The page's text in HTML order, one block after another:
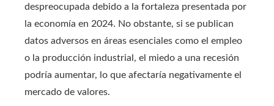
despreocupada debido a la fortaleza presentada por
la economía en 2024. No obstante, si se publican
datos adversos en áreas esenciales como el empleo
o la producción industrial, el miedo a una recesión
podría aumentar, lo que afectaría negativamente el
mercado de valores.